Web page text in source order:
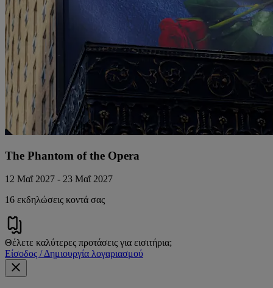
The Phantom of the Opera
12 Μαΐ 2027 - 23 Μαΐ 2027
16 εκδηλώσεις κοντά σας
Θέλετε καλύτερες προτάσεις για εισιτήρια;
Είσοδος / Δημιουργία λογαριασμού